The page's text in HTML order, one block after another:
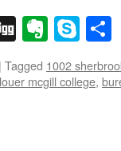
Digg
| Tagged 1002
mcgill college,